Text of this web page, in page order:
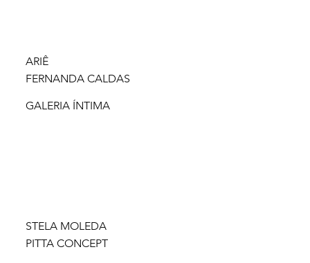
ARIÊ
FERNANDA CALDAS
GALERIA ÍNTIMA
STELA MOLEDA
PITTA CONCEPT